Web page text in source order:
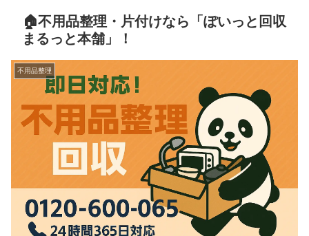
🏠不用品整理・片付けなら「ぽいっと回収
まるっと本舗」！
不用品整理